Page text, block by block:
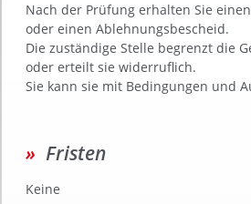
Nach der Prüfung erhalten Sie
oder einen Ablehnungsbescheid.
Die zuständige Stelle begrenzt die
oder erteilt sie widerruflich.
Sie kann sie mit Bedingungen und
Fristen
Keine